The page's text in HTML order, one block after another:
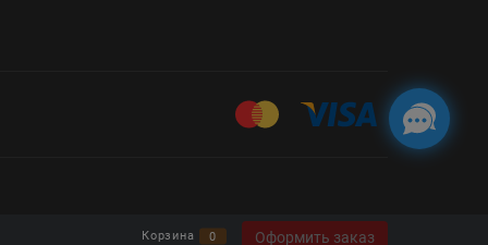
Корзина 0 Оформить заказ